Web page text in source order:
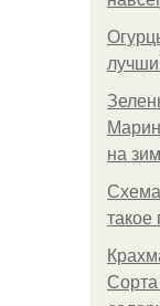
на
такое